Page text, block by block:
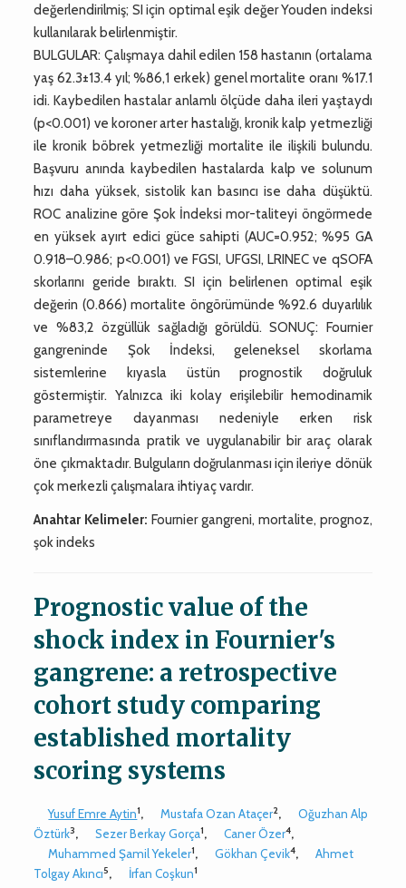
değerlendirilmiş; SI için optimal eşik değer Youden indeksi
kullanılarak belirlenmiştir.
BULGULAR: Çalışmaya dahil edilen 158 hastanın (ortalama
yaş 62.3±13.4 yıl; %86,1 erkek) genel mortalite oranı %17.1
idi. Kaybedilen hastalar anlamlı ölçüde daha ileri yaştaydı
(p<0.001) ve koroner arter hastalığı, kronik kalp yetmezliği
ile kronik böbrek yetmezliği mortalite ile ilişkili bulundu.
Başvuru anında kaybedilen hastalarda kalp ve solunum
hızı daha yüksek, sistolik kan basıncı ise daha düşüktü.
ROC analizine göre Şok İndeksi mor-taliteyi öngörmede
en yüksek ayırt edici güce sahipti (AUC=0.952; %95 GA
0.918–0.986; p<0.001) ve FGSI, UFGSI, LRINEC ve qSOFA
skorlarını geride bıraktı. SI için belirlenen optimal eşik
değerin (0.866) mortalite öngörümünde %92.6 duyarlılık
ve %83,2 özgüllük sağladığı görüldü. SONUÇ: Fournier
gangreninde Şok İndeksi, geleneksel skorlama
sistemlerine kıyasla üstün prognostik doğruluk
göstermiştir. Yalnızca iki kolay erişilebilir hemodinamik
parametreye dayanması nedeniyle erken risk
sınıflandırmasında pratik ve uygulanabilir bir araç olarak
öne çıkmaktadır. Bulguların doğrulanması için ileriye dönük
çok merkezli çalışmalara ihtiyaç vardır.
Anahtar Kelimeler: Fournier gangreni, mortalite, prognoz,
şok indeks
Prognostic value of the
shock index in Fournier's
gangrene: a retrospective
cohort study comparing
established mortality
scoring systems
Yusuf Emre Aytin1, Mustafa Ozan Ataçer2,
Oğuzhan Alp
Öztürk3, Sezer Berkay Gorça1, Caner Özer4,
Muhammed Şamil Yekeler1, Gökhan Çevik4,
Ahmet
Tolgay Akıncı5, İrfan Coşkun1